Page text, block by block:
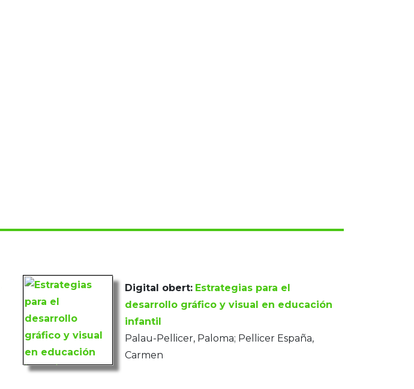
Digital obert: Estrategias para el
desarrollo gráfico y visual en educación
infantil
Palau-Pellicer, Paloma; Pellicer España,
Carmen